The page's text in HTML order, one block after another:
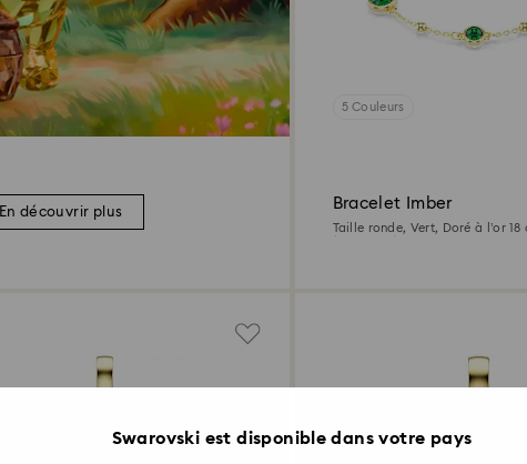
En découvrir plus
5 Couleurs
Bracelet Imber
Taille ronde, Vert, Doré à l’or 18
Swarovski est disponible dans votre pays